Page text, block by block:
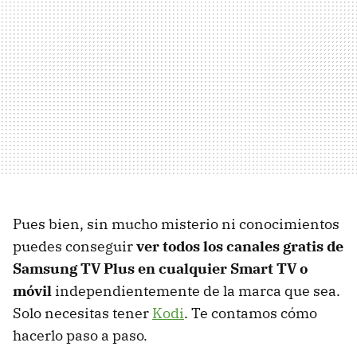
Pues bien, sin mucho misterio ni conocimientos
puedes conseguirver todos los canales gratis de
Samsung TV Plus en cualquier Smart TV o
móvil independientemente de la marca que sea.
Solo necesitas tener Kodi. Te contamos cómo
hacerlo paso a paso.